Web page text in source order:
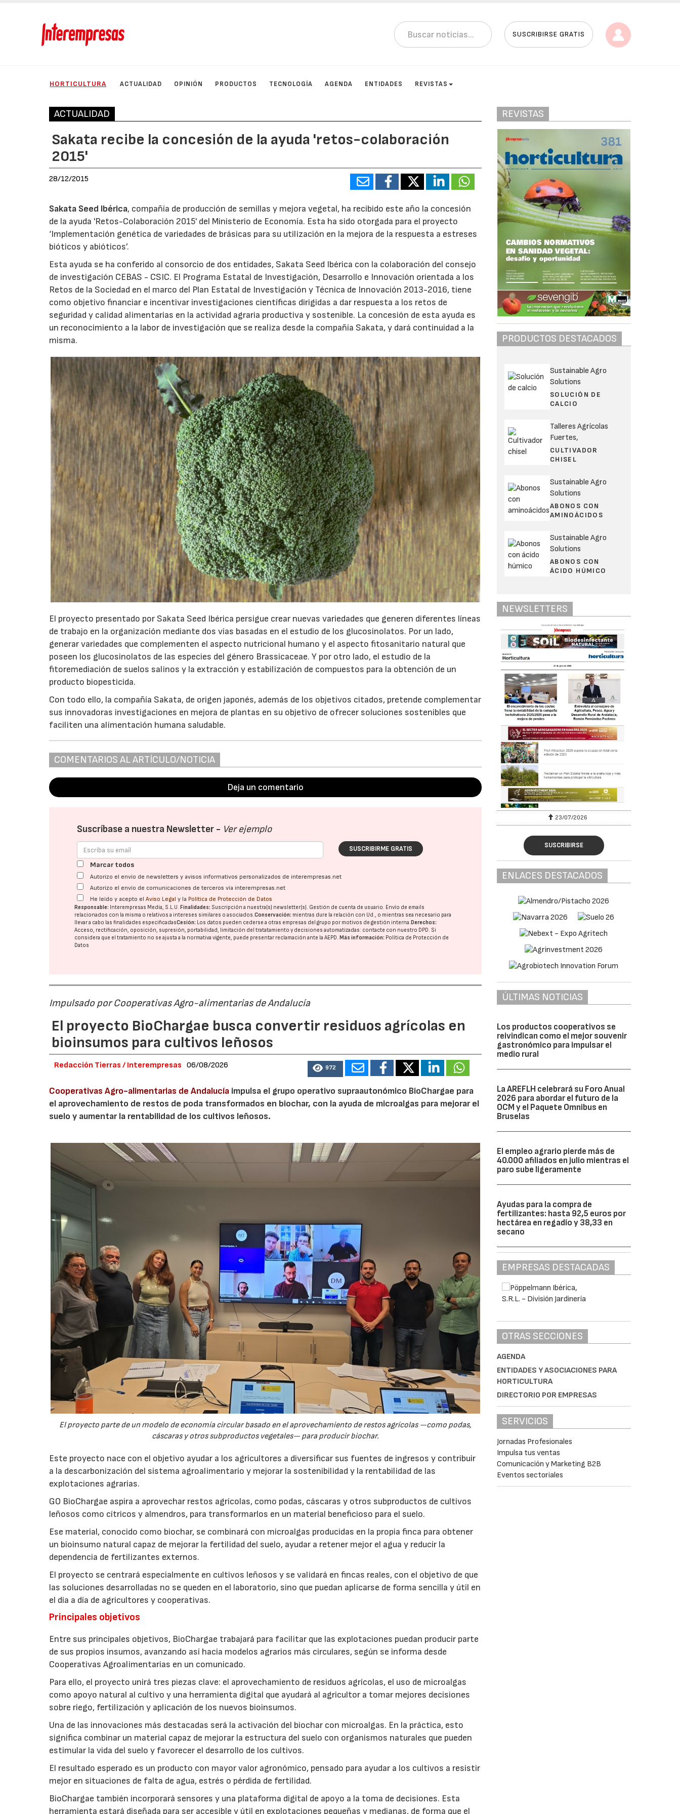
SUSCRIBIRSE GRATIS
HORTICULTURA ACTUALIDAD OPINIÓN PRODUCTOS TECNOLOGÍA AGENDA ENTIDADES REVISTAS
ACTUALIDAD
Sakata recibe la concesión de la ayuda 'retos-colaboración
2015'
28/12/2015
Sakata Seed Ibérica, compañía de producción de semillas y mejora vegetal, ha recibido este año la concesión
de la ayuda 'Retos-Colaboración 2015' del Ministerio de Economía. Esta ha sido otorgada para el proyecto
‘Implementación genética de variedades de brásicas para su utilización en la mejora de la respuesta a estreses
bióticos y abióticos’.
Esta ayuda se ha conferido al consorcio de dos entidades, Sakata Seed Ibérica con la colaboración del consejo
de investigación CEBAS - CSIC. El Programa Estatal de Investigación, Desarrollo e Innovación orientada a los
Retos de la Sociedad en el marco del Plan Estatal de Investigación y Técnica de Innovación 2013-2016, tiene
como objetivo financiar e incentivar investigaciones científicas dirigidas a dar respuesta a los retos de
seguridad y calidad alimentarias en la actividad agraria productiva y sostenible. La concesión de esta ayuda es
un reconocimiento a la labor de investigación que se realiza desde la compañía Sakata, y dará continuidad a la
misma.
El proyecto presentado por Sakata Seed Ibérica persigue crear nuevas variedades que generen diferentes líneas
de trabajo en la organización mediante dos vías basadas en el estudio de los glucosinolatos. Por un lado,
generar variedades que complementen el aspecto nutricional humano y el aspecto fitosanitario natural que
poseen los glucosinolatos de las especies del género Brassicaceae. Y por otro lado, el estudio de la
fitoremediación de suelos salinos y la extracción y estabilización de compuestos para la obtención de un
producto biopesticida.
Con todo ello, la compañía Sakata, de origen japonés, además de los objetivos citados, pretende complementar
sus innovadoras investigaciones en mejora de plantas en su objetivo de ofrecer soluciones sostenibles que
faciliten una alimentación humana saludable.
COMENTARIOS AL ARTÍCULO/NOTICIA
Deja un comentario
Suscríbase a nuestra Newsletter - Ver ejemplo
SUSCRIBIRME GRATIS
Marcar todos
Autorizo el envío de newsletters y avisos informativos personalizados de interempresas.net
Autorizo el envío de comunicaciones de terceros vía interempresas.net
He leído y acepto elAviso Legal y la Política de Protección de Datos
Responsable: Interempresas Media, S.L.U. Finalidades: Suscripción a nuestra(s) newsletter(s). Gestión de cuenta de usuario. Envío de emails
relacionados con la misma o relativos a intereses similares o asociados.Conservación: mientras dure la relación con Ud., o mientras sea necesario para
llevar a cabo las finalidades especificadasCesión: Los datos pueden cederse a otras empresas del grupo por motivos de gestión interna. Derechos:
Acceso, rectificación, oposición, supresión, portabilidad, limitación del tratatamiento y decisiones automatizadas: contacte con nuestro DPD. Si
considera que el tratamiento no se ajusta a la normativa vigente, puede presentar reclamación ante laAEPD. Más información: Política de Protección de
Datos
Impulsado por Cooperativas Agro-alimentarias de Andalucía
El proyecto BioChargae busca convertir residuos agrícolas en
bioinsumos para cultivos leñosos
Redacción Tierras / Interempresas 06/08/2026 972
Cooperativas Agro-alimentarias de Andalucía impulsa el grupo operativo supraautonómico BioChargae para
el aprovechamiento de restos de poda transformados en biochar, con la ayuda de microalgas para mejorar el
suelo y aumentar la rentabilidad de los cultivos leñosos.
El proyecto parte de un modelo de economía circular basado en el aprovechamiento de restos agrícolas —como podas,
cáscaras y otros subproductos vegetales— para producir biochar.
Este proyecto nace con el objetivo ayudar a los agricultores a diversificar sus fuentes de ingresos y contribuir
a la descarbonización del sistema agroalimentario y mejorar la sostenibilidad y la rentabilidad de las
explotaciones agrarias.
GO BioChargae aspira a aprovechar restos agrícolas, como podas, cáscaras y otros subproductos de cultivos
leñosos como cítricos y almendros, para transformarlos en un material beneficioso para el suelo.
Ese material, conocido como biochar, se combinará con microalgas producidas en la propia finca para obtener
un bioinsumo natural capaz de mejorar la fertilidad del suelo, ayudar a retener mejor el agua y reducir la
dependencia de fertilizantes externos.
El proyecto se centrará especialmente en cultivos leñosos y se validará en fincas reales, con el objetivo de que
las soluciones desarrolladas no se queden en el laboratorio, sino que puedan aplicarse de forma sencilla y útil en
el día a día de agricultores y cooperativas.
Principales objetivos
Entre sus principales objetivos, BioChargae trabajará para facilitar que las explotaciones puedan producir parte
de sus propios insumos, avanzando así hacia modelos agrarios más circulares, según se informa desde
Cooperativas Agroalimentarias en un comunicado.
Para ello, el proyecto unirá tres piezas clave: el aprovechamiento de residuos agrícolas, el uso de microalgas
como apoyo natural al cultivo y una herramienta digital que ayudará al agricultor a tomar mejores decisiones
sobre riego, fertilización y aplicación de los nuevos bioinsumos.
Una de las innovaciones más destacadas será la activación del biochar con microalgas. En la práctica, esto
significa combinar un material capaz de mejorar la estructura del suelo con organismos naturales que pueden
estimular la vida del suelo y favorecer el desarrollo de los cultivos.
El resultado esperado es un producto con mayor valor agronómico, pensado para ayudar a los cultivos a resistir
mejor en situaciones de falta de agua, estrés o pérdida de fertilidad.
BioChargae también incorporará sensores y una plataforma digital de apoyo a la toma de decisiones. Esta
herramienta estará diseñada para ser accesible y útil en explotaciones pequeñas y medianas, de forma que el
REVISTAS
PRODUCTOS DESTACADOS
Sustainable Agro
Solutions
SOLUCIÓN DE
CALCIO
Talleres Agrícolas
Fuertes,
CULTIVADOR
CHISEL
Sustainable Agro
Solutions
ABONOS CON
AMINOÁCIDOS
Sustainable Agro
Solutions
ABONOS CON
ÁCIDO HÚMICO
NEWSLETTERS
23/07/2026
SUSCRIBIRSE
ENLACES DESTACADOS
ÚLTIMAS NOTICIAS
Los productos cooperativos se
reivindican como el mejor souvenir
gastronómico para impulsar el
medio rural
La AREFLH celebrará su Foro Anual
2026 para abordar el futuro de la
OCM y el Paquete Omnibus en
Bruselas
El empleo agrario pierde más de
40.000 afiliados en julio mientras el
paro sube ligeramente
Ayudas para la compra de
fertilizantes: hasta 92,5 euros por
hectárea en regadío y 38,33 en
secano
EMPRESAS DESTACADAS
OTRAS SECCIONES
AGENDA
ENTIDADES Y ASOCIACIONES PARA
HORTICULTURA
DIRECTORIO POR EMPRESAS
SERVICIOS
Jornadas Profesionales
Impulsa tus ventas
Comunicación y Marketing B2B
Eventos sectoriales